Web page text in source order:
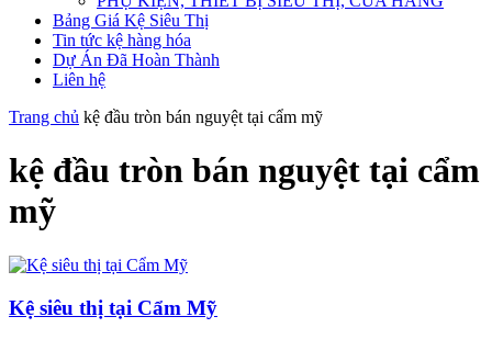
Bảng Giá Kệ Siêu Thị
Tin tức kệ hàng hóa
Dự Án Đã Hoàn Thành
Liên hệ
Trang chủ kệ đầu tròn bán nguyệt tại cẩm mỹ
kệ đầu tròn bán nguyệt tại cẩm
mỹ
Kệ siêu thị tại Cẩm Mỹ